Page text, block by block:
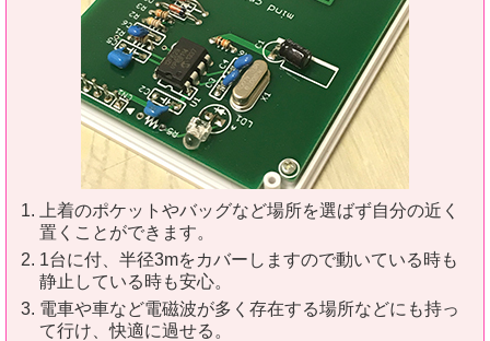
上着のポケットやバッグなど場所を選ばず自分の近く
置くことができます。
1台に付、半径3mをカバーしますので動いている時も
静止している時も安心。
電車や車など電磁波が多く存在する場所などにも持っ
て行け、快適に過せる。